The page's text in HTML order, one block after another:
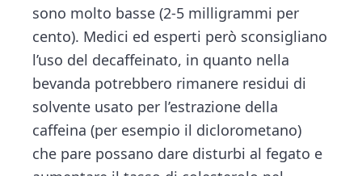
sono molto basse (2-5 milligrammi per
cento). Medici ed esperti però sconsigliano
l’uso del decaffeinato, in quanto nella
bevanda potrebbero rimanere residui di
solvente usato per l’estrazione della
caffeina (per esempio il diclorometano)
che pare possano dare disturbi al fegato e